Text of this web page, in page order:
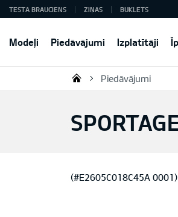
Modeļi Piedāvājumi Izplatītāji
TESTA BRAUCIENS ZIŅAS BUKLETS
KIA AUTO AS
Piedāvājumi
(#E2605C018C45A 0001)